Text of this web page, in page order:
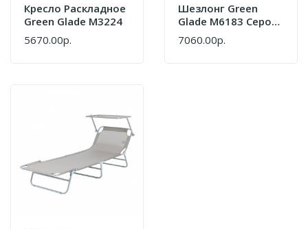
Кресло Раскладное
Green Glade M3224
5670.00р.
Шезлонг Green
Glade М6183 Серо-
Голубой
7060.00р.